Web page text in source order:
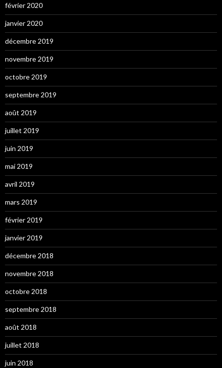
février 2020
janvier 2020
décembre 2019
novembre 2019
octobre 2019
septembre 2019
août 2019
juillet 2019
juin 2019
mai 2019
avril 2019
mars 2019
février 2019
janvier 2019
décembre 2018
novembre 2018
octobre 2018
septembre 2018
août 2018
juillet 2018
juin 2018